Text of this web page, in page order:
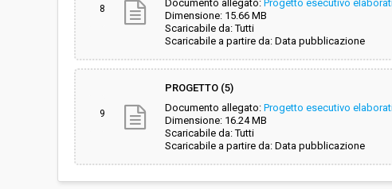
8
Documento allegato: Progetto esecutivo
Dimensione: 15.66 MB
Scaricabile da: Tutti
Scaricabile a partire da: Data pubblicazione
9
PROGETTO (5)
Documento allegato: Progetto esecutivo
Dimensione: 16.24 MB
Scaricabile da: Tutti
Scaricabile a partire da: Data pubblicazione